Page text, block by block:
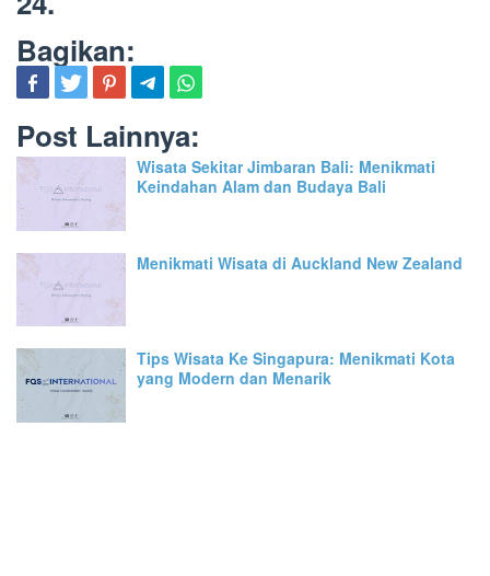
Bagikan:
Post Lainnya:
Wisata Sekitar Jimbaran Bali: Menikmati
Keindahan Alam dan Budaya Bali
Menikmati Wisata di Auckland New Zealand
Tips Wisata Ke Singapura: Menikmati Kota
yang Modern dan Menarik